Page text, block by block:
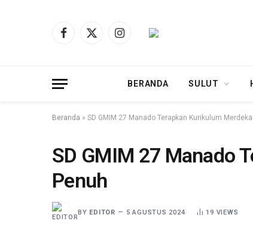
Facebook
X
Instagram
BERANDA SULUT
Beranda » SD GMIM 27 Manado Terapkan Kurikulum
SD GMIM 27 Manado
Penuh
BY EDITOR 5 AGUSTUS 2024 19 VIEWS